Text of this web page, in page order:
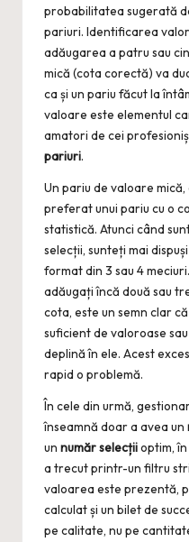
probabilitatea sugerată
pariuri. Identificarea
adăugarea a patru sau
mică (cota corectă) va
ca și un pariu făcut la
valoare este elementul
amatori de cei
pariuri.
Un pariu de valoare
preferat unui pariu cu o
statistică. Atunci când
selecții, sunteți mai
format din 3 sau 4
adăugați încă două sau
cota, este un semn clar
suficient de valoroase
deplină în ele. Acest
rapid o problemă.
În cele din urmă,
înseamnă doar a avea un
un număr selecțiioptim,
a trecut printr-un filtru
valoarea este prezentă,
calculat și un bilet de
pe calitate, nu pe